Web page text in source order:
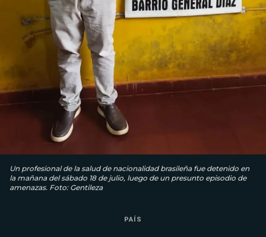
Un profesional de la salud de nacionalidad brasileña fue detenido en
la mañana del sábado 18 de julio, luego de un presunto episodio de
amenazas. Foto: Gentileza
PAÍS